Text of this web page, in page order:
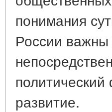
понимания
России важны
развитие.